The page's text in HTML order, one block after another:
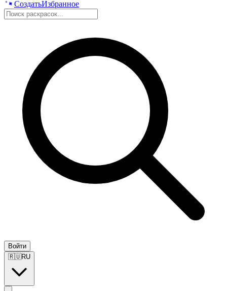
СоздатьИзбранное
Войти
🇷🇺RU